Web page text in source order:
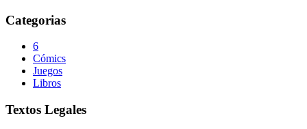
Categorias
6
Cómics
Juegos
Libros
Textos Legales